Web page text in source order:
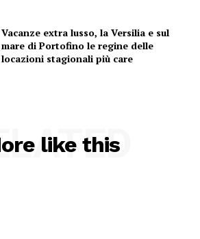
Vacanze extra lusso, la Versilia e sul
mare di Portofino le regine delle
locazioni stagionali più care
like this